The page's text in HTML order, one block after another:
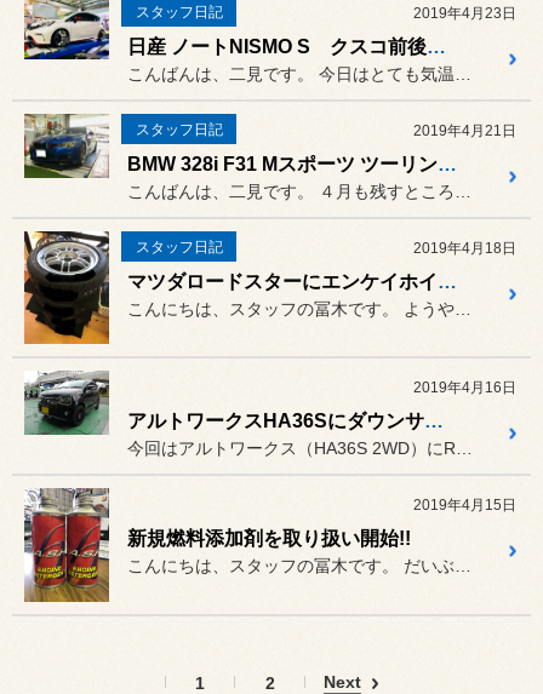
スタッフ日記 2019年4月23日
日産 ノートNISMO S クスコ前後スタビライザー装着
スタッフ日記 2019年4月21日
BMW 328i F31 Mスポーツ ツーリング テイン車高調装着
スタッフ日記 2019年4月18日
マツダロードスターにエンケイホイール装着
2019年4月16日
アルトワークスHA36Sにダウンサスを取り付け
今回はアルトワークス（HA36S 2WD）にRSRのダウンスプリン...
2019年4月15日
新規燃料添加剤を取り扱い開始!!
こんにちは、スタッフの冨木です。 だいぶご無沙汰しておりました…
1 2 Next